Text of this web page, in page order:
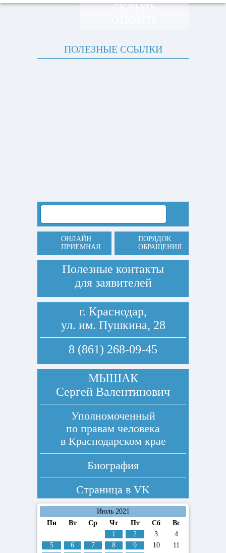
СКАЧАТЬ
ПОЛЕЗНЫЕ ССЫЛКИ
ОНЛАЙН
ПРИЕМНАЯ
ПОРЯДОК
ОБРАЩЕНИЯ
Полезные контакты
для заявителей
г. Краснодар,
ул. им. Пушкина, 28
8 (861) 268-09-45
МЫШАК
Сергей Валентинович
Уполномоченный
по правам человека
в Краснодарском крае
Биография
Страница в VK
Июль 2021
Пн
Вт Ср Чт Пт Сб
Вс
1
2 3
4
5
6 7 8 9 10
11